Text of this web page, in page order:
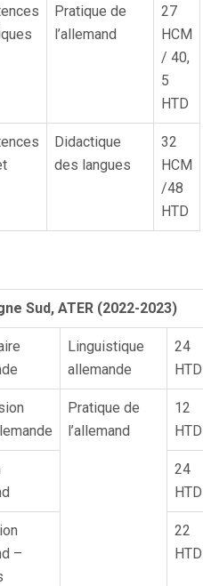
Pratique de
l’allemand
27
HCM
/ 40,
5
HTD
Didactique
des langues
32
HCM
/48
HTD
Sud, ATER (2022-2023)
Linguistique
allemande
24
HTD
Pratique de
l’allemand
12
HTD
24
HTD
–
22
HTD